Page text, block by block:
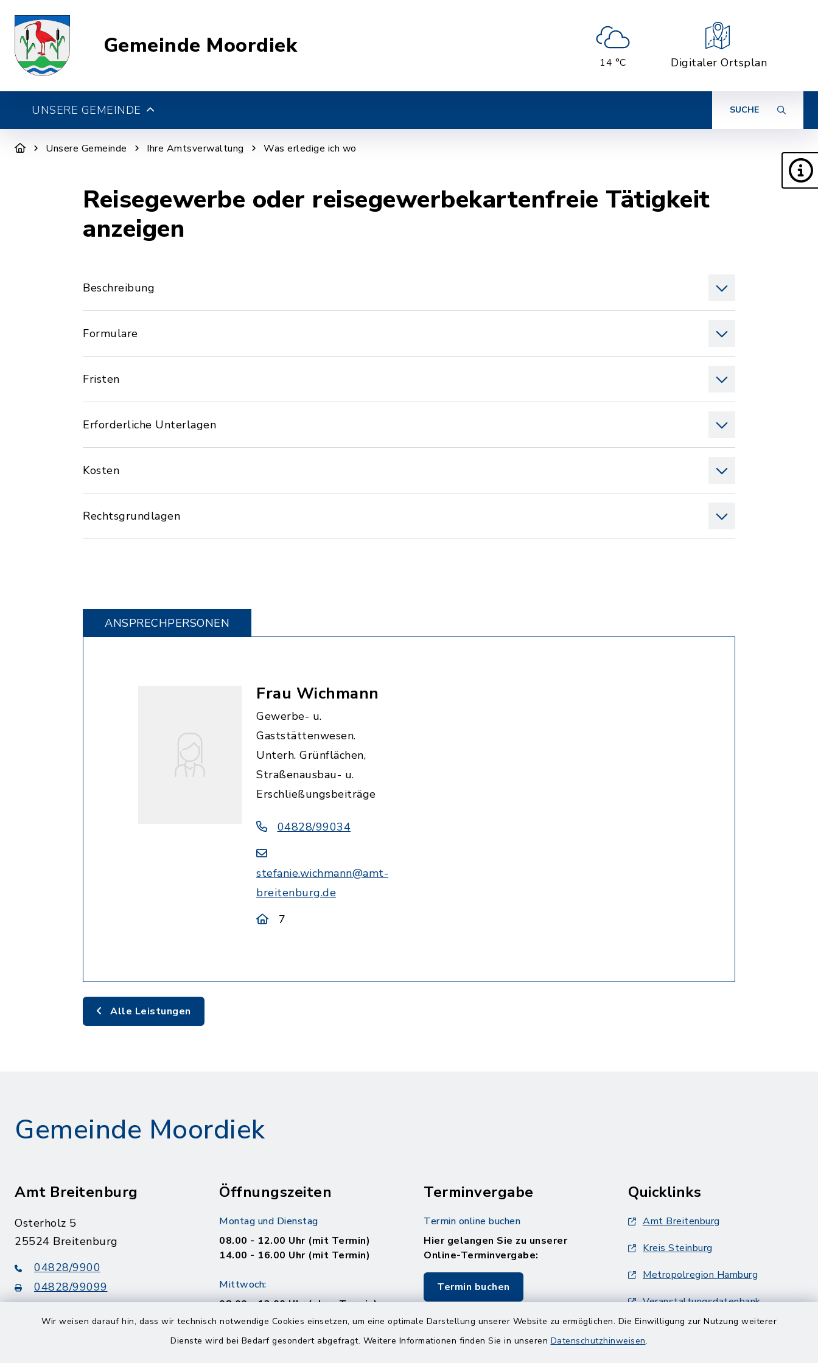
Wir weisen darauf hin, dass wir technisch notwendige Cookies einsetzen, um eine optimale Darstellung unserer Website zu ermöglichen. Die Einwilligung zur Nutzung weiterer
Dienste wird bei Bedarf gesondert abgefragt. Weitere Informationen finden Sie in unseren Datenschutzhinweisen.
Gemeinde Moordiek
14 °C Digitaler Ortsplan
UNSERE GEMEINDE SUCHE
Unsere Gemeinde Ihre Amtsverwaltung Was erledige ich wo
Reisegewerbe oder reisegewerbekartenfreie Tätigkeit
anzeigen
Beschreibung
Formulare
Fristen
Erforderliche Unterlagen
Kosten
Rechtsgrundlagen
ANSPRECHPERSONEN
Frau Wichmann
Gewerbe- u.
Gaststättenwesen.
Unterh. Grünflächen,
Straßenausbau- u.
Erschließungsbeiträge
04828/99034
stefanie.wichmann@amt-
breitenburg.de
7
Alle Leistungen
Gemeinde Moordiek
Amt Breitenburg
Osterholz 5
25524 Breitenburg
04828/9900
04828/99099
info@amt-breitenburg.de
Öffnungszeiten
Montag und Dienstag
08.00 - 12.00 Uhr (mit Termin)
14.00 - 16.00 Uhr (mit Termin)
Mittwoch:
08.00 - 12.00 Uhr (ohne Termin)
14.00 - 18.00 Uhr (ohne Termin)
Donnerstag:
Terminvergabe
Termin online buchen
Hier gelangen Sie zu unserer
Online-Terminvergabe:
Termin buchen
Quicklinks
Amt Breitenburg
Kreis Steinburg
Metropolregion Hamburg
Veranstaltungsdatenbank
Metropolregion Hamburg